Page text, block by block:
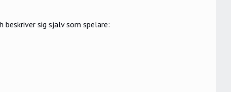
sig själv som spelare: